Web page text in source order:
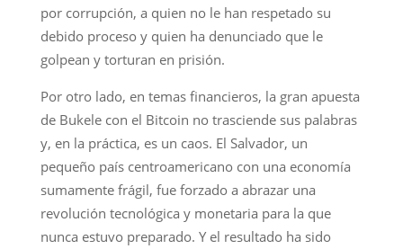
por corrupción, a quien no le han respetado su
debido proceso y quien ha denunciado que le
golpean y torturan en prisión.
Por otro lado, en temas financieros, la gran apuesta
de Bukele con el Bitcoin no trasciende sus palabras
y, en la práctica, es un caos. El Salvador, un
pequeño país centroamericano con una economía
sumamente frágil, fue forzado a abrazar una
revolución tecnológica y monetaria para la que
nunca estuvo preparado. Y el resultado ha sido